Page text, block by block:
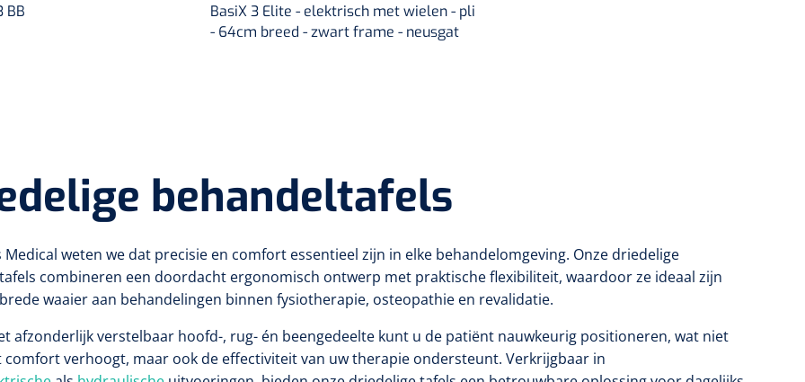
BB
BasiX 3 Elite - elektrisch met wielen - pli
- 64cm breed - zwart frame - neusgat
behandeltafels
Medical weten we dat precisie en comfort essentieel zijn in elke behandelomgeving. Onze driedelige
combineren een doordacht ergonomisch ontwerp met praktische flexibiliteit, waardoor ze ideaal zijn
waaier aan behandelingen binnen fysiotherapie, osteopathie en revalidatie.
afzonderlijk verstelbaar hoofd-, rug- én beengedeelte kunt u de patiënt nauwkeurig positioneren, wat niet
comfort verhoogt, maar ook de effectiviteit van uw therapie ondersteunt. Verkrijgbaar in